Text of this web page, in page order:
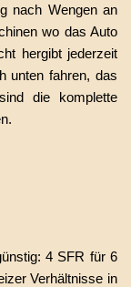
nach Wengen an
wo das Auto
hergibt jederzeit
unten fahren, das
die komplette
4 SFR für 6
Verhältnisse in